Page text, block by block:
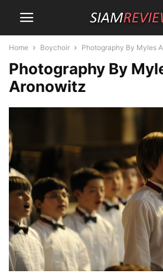
Home Boychoir Photography By Myles
Photography By
Aronowitz